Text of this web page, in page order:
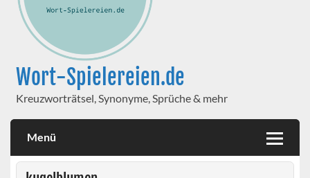
Wort-Spielereien.de
Kreuzworträtsel, Synonyme, Sprüche & mehr
Menü